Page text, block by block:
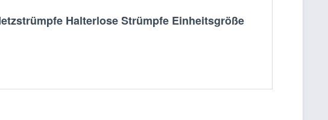
Halterlose Strümpfe Einheitsgröße